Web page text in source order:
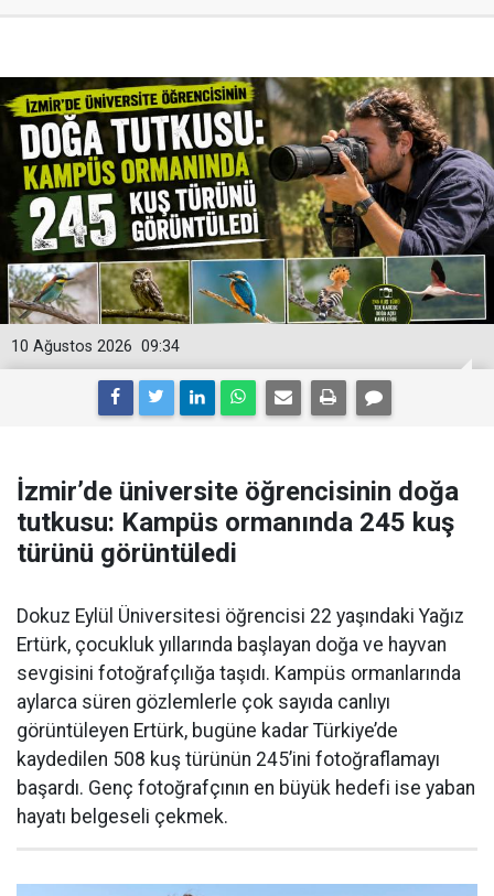
09:34
10 Ağustos 2026
İzmir’de üniversite öğrencisinin doğa
tutkusu: Kampüs ormanında 245 kuş
türünü görüntüledi
Dokuz Eylül Üniversitesi öğrencisi 22 yaşındaki Yağız
Ertürk, çocukluk yıllarında başlayan doğa ve hayvan
sevgisini fotoğrafçılığa taşıdı. Kampüs ormanlarında
aylarca süren gözlemlerle çok sayıda canlıyı
görüntüleyen Ertürk, bugüne kadar Türkiye’de
kaydedilen 508 kuş türünün 245’ini fotoğraflamayı
başardı. Genç fotoğrafçının en büyük hedefi ise yaban
hayatı belgeseli çekmek.